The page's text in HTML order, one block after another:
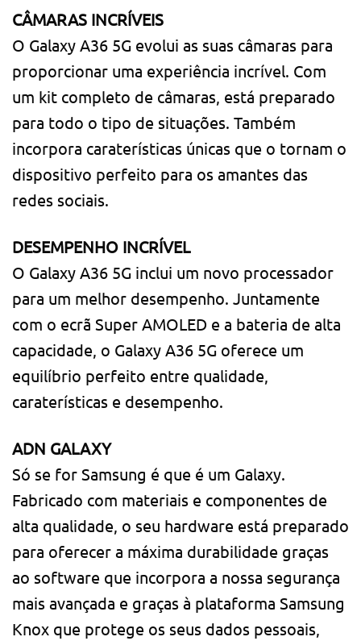
CÂMARAS INCRÍVEIS
O Galaxy A36 5G evolui as suas câmaras para
proporcionar uma experiência incrível. Com
um kit completo de câmaras, está preparado
para todo o tipo de situações. Também
incorpora caraterísticas únicas que o tornam o
dispositivo perfeito para os amantes das
redes sociais.
DESEMPENHO INCRÍVEL
O Galaxy A36 5G inclui um novo processador
para um melhor desempenho. Juntamente
com o ecrã Super AMOLED e a bateria de alta
capacidade, o Galaxy A36 5G oferece um
equilíbrio perfeito entre qualidade,
caraterísticas e desempenho.
ADN GALAXY
Só se for Samsung é que é um Galaxy.
Fabricado com materiais e componentes de
alta qualidade, o seu hardware está preparado
para oferecer a máxima durabilidade graças
ao software que incorpora a nossa segurança
mais avançada e graças à plataforma Samsung
Knox que protege os seus dados pessoais,